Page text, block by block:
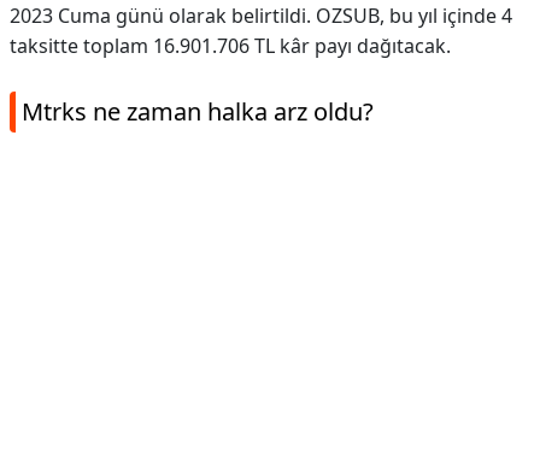
2023 Cuma günü olarak belirtildi. OZSUB, bu yıl içinde 4
taksitte toplam 16.901.706 TL kâr payı dağıtacak.
Mtrks ne zaman halka arz oldu?